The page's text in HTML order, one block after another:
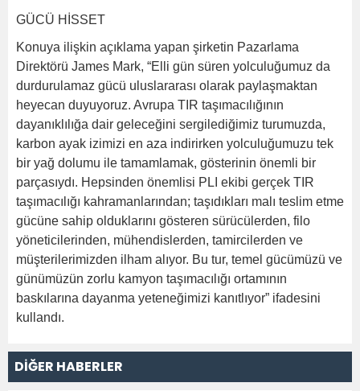
GÜCÜ HİSSET
Konuya ilişkin açıklama yapan şirketin Pazarlama
Direktörü James Mark, “Elli gün süren yolculuğumuz da
durdurulamaz gücü uluslararası olarak paylaşmaktan
heyecan duyuyoruz. Avrupa TIR taşımacılığının
dayanıklılığa dair geleceğini sergilediğimiz turumuzda,
karbon ayak izimizi en aza indirirken yolculuğumuzu tek
bir yağ dolumu ile tamamlamak, gösterinin önemli bir
parçasıydı. Hepsinden önemlisi PLI ekibi gerçek TIR
taşımacılığı kahramanlarından; taşıdıkları malı teslim etme
gücüne sahip olduklarını gösteren sürücülerden, filo
yöneticilerinden, mühendislerden, tamircilerden ve
müşterilerimizden ilham alıyor. Bu tur, temel gücümüzü ve
günümüzün zorlu kamyon taşımacılığı ortamının
baskılarına dayanma yeteneğimizi kanıtlıyor” ifadesini
kullandı.
DİĞER HABERLER